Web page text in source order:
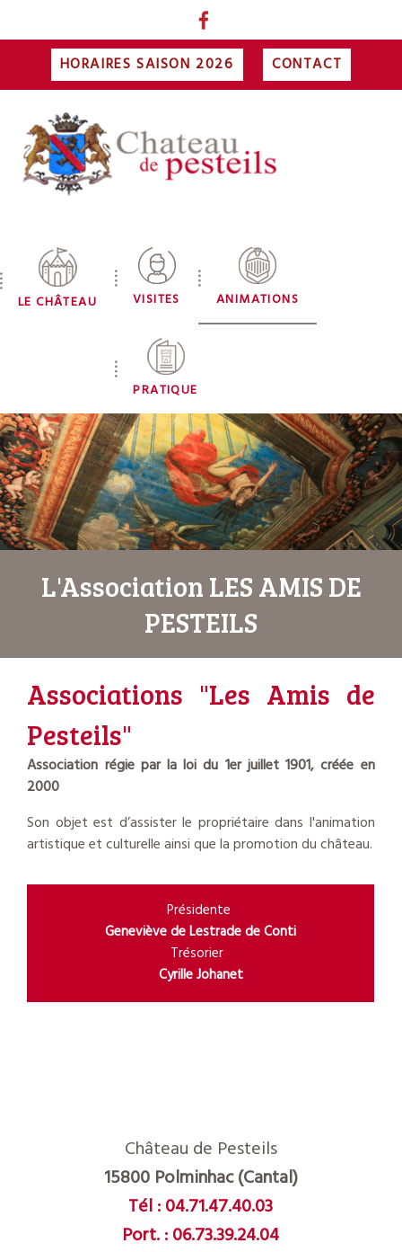
HORAIRES SAISON 2026 CONTACT
LE CHÂTEAU VISITES ANIMATIONS
PRATIQUE
L'Association LES AMIS DE
PESTEILS
Associations "Les Amis de
Pesteils"
Association régie par la loi du 1er juillet 1901, créée en
2000
Son objet est d’assister le propriétaire dans l'animation
artistique et culturelle ainsi que la promotion du château.
Présidente
Geneviève de Lestrade de Conti
Trésorier
Cyrille Johanet
Château de Pesteils
15800 Polminhac (Cantal)
Tél :04.71.47.40.03
Port. :06.73.39.24.04